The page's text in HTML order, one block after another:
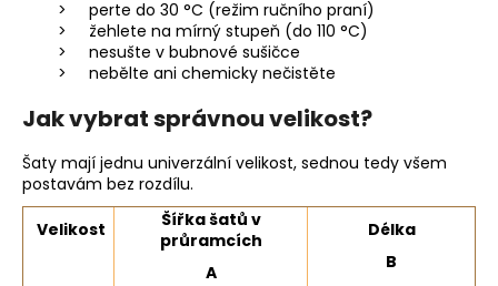
perte do 30 °C (režim ručního praní)
žehlete na mírný stupeň (do 110 °C)
nesušte v bubnové sušičce
nebělte ani chemicky nečistěte
Jak vybrat správnou velikost?
Šaty mají jednu univerzální velikost, sednou tedy všem
postavám bez rozdílu.
Velikost
Šířka šatů v
průramcích
A
Délka
B